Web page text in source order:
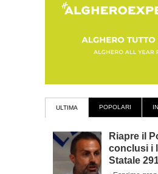
ULTIMA POPOLARI
Riapre il
conclusi i
Statale